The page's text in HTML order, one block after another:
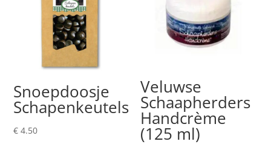
Snoepdoosje
Schapenkeutels
€ 4.50
Veluwse
Schaapherders
Handcrème
(125 ml)